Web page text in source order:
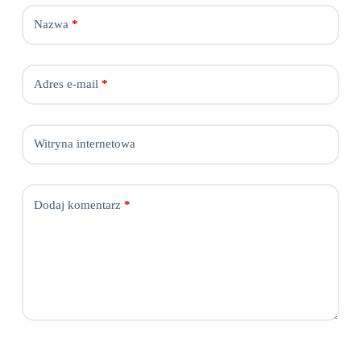
Nazwa*
Adres e-mail*
Witryna internetowa
Dodaj komentarz*